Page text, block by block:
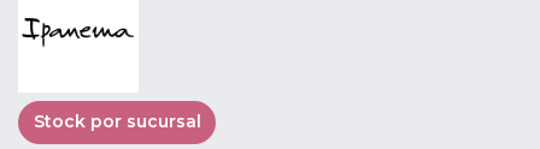
Stock por sucursal